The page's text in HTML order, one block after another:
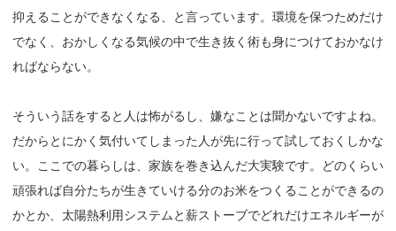
抑えることができなくなる、と言っています。環境を保つためだけ
でなく、おかしくなる気候の中で生き抜く術も身につけておかなけ
ればならない。
そういう話をすると人は怖がるし、嫌なことは聞かないですよね。
だからとにかく気付いてしまった人が先に行って試しておくしかな
い。ここでの暮らしは、家族を巻き込んだ大実験です。どのくらい
頑張れば自分たちが生きていける分のお米をつくることができるの
かとか、太陽熱利用システムと薪ストーブでどれだけエネルギーが